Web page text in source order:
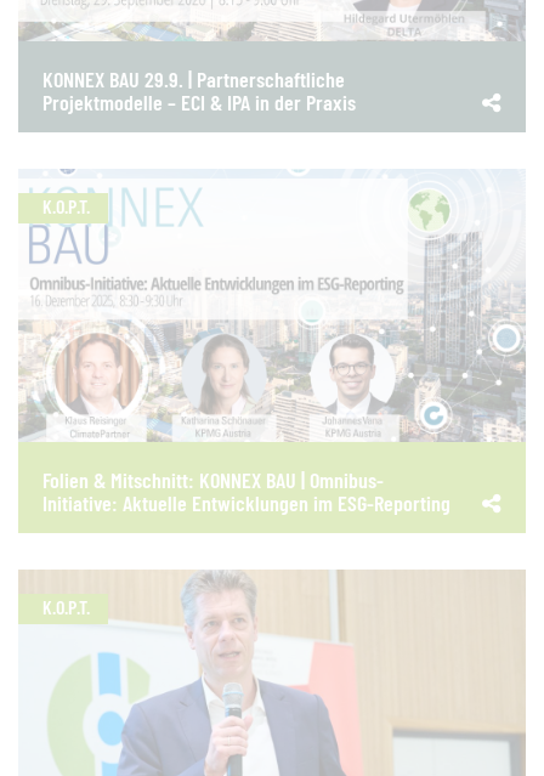
KONNEX BAU 29.9. | Partnerschaftliche
Projektmodelle – ECI & IPA in der Praxis
K.O.P.T.
Folien & Mitschnitt: KONNEX BAU | Omnibus-
Initiative: Aktuelle Entwicklungen im ESG-Reporting
K.O.P.T.